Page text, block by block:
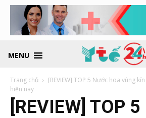
MENU
Trang chủ
[REVIEW] TOP 5 Nước hoa vùng
hiện nay
[REVIEW] TOP